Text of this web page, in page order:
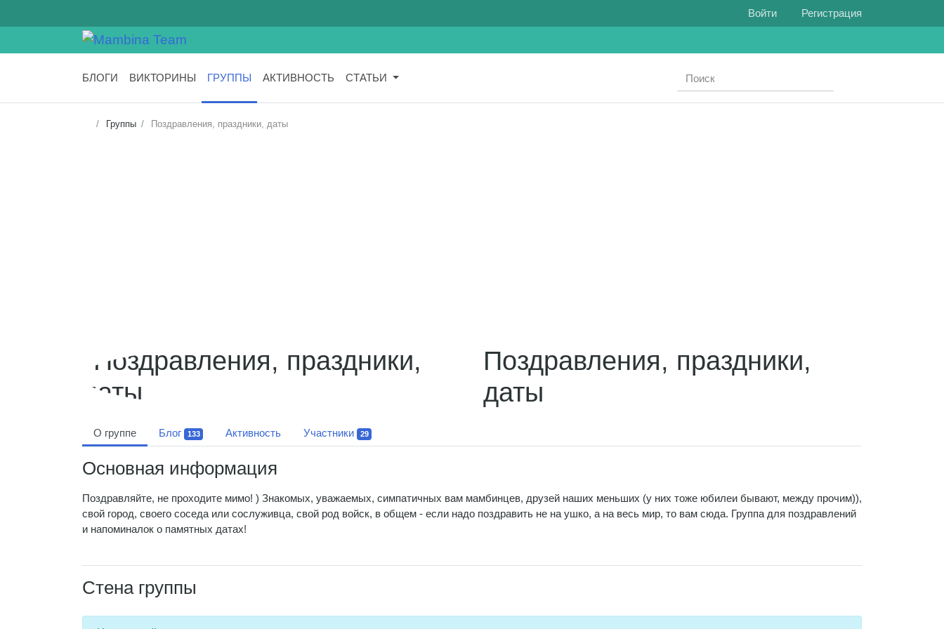
Войти Регистрация
БЛОГИ ВИКТОРИНЫ ГРУППЫ АКТИВНОСТЬ СТАТЬИ
Группы Поздравления, праздники, даты
Поздравления, праздники,
даты
О группе Блог 133 Активность Участники 29
Основная информация
Поздравляйте, не проходите мимо! ) Знакомых, уважаемых, симпатичных вам мамбинцев, друзей наших меньших (у них тоже юбилеи бывают, между прочим)),
свой город, своего соседа или сослуживца, свой род войск, в общем - если надо поздравить не на ушко, а на весь мир, то вам сюда. Группа для поздравлений
и напоминалок о памятных датах!
Стена группы